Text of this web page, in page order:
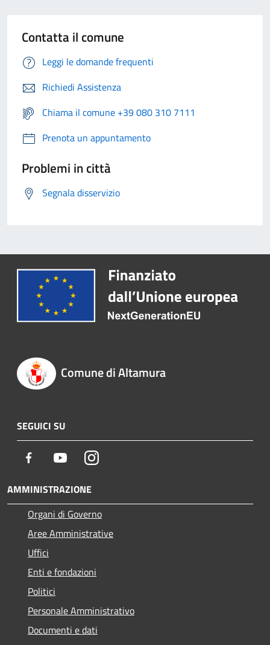
Contatta il comune
Leggi le domande frequenti
Richiedi Assistenza
Chiama il comune +39 080 310 7111
Prenota un appuntamento
Problemi in città
Segnala disservizio
Comune di Altamura
SEGUICI SU
Facebook YoutubeInstagram
AMMINISTRAZIONE
Organi di Governo
Aree Amministrative
Uffici
Enti e fondazioni
Politici
Personale Amministrativo
Documenti e dati